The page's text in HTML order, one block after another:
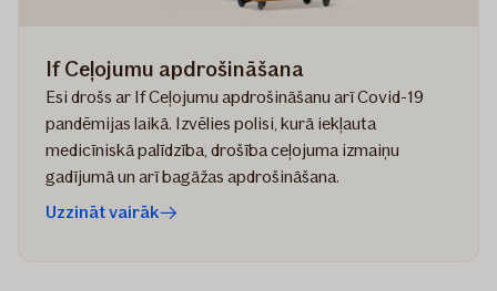
If Ceļojumu apdrošināšana
Esi drošs ar If Ceļojumu apdrošināšanu arī Covid-19
pandēmijas laikā. Izvēlies polisi, kurā iekļauta
medicīniskā palīdzība, drošība ceļojuma izmaiņu
gadījumā un arī bagāžas apdrošināšana.
Uzzināt vairāk